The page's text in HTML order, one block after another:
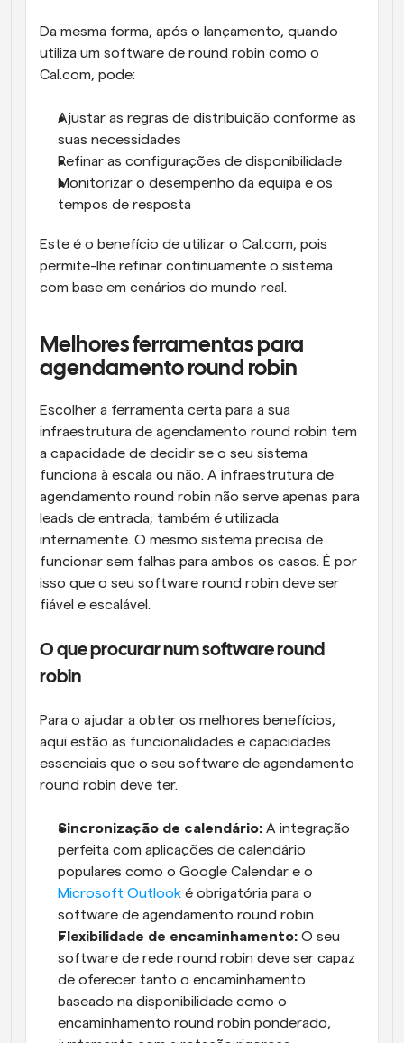
Da mesma forma, após o lançamento, quando
utiliza um software de round robin como o
Cal.com, pode:
Ajustar as regras de distribuição conforme as
suas necessidades
Refinar as configurações de disponibilidade
Monitorizar o desempenho da equipa e os
tempos de resposta
Este é o benefício de utilizar o Cal.com, pois
permite-lhe refinar continuamente o sistema
com base em cenários do mundo real.
Melhores ferramentas para
agendamento round robin
Escolher a ferramenta certa para a sua
infraestrutura de agendamento round robin tem
a capacidade de decidir se o seu sistema
funciona à escala ou não. A infraestrutura de
agendamento round robin não serve apenas para
leads de entrada; também é utilizada
internamente. O mesmo sistema precisa de
funcionar sem falhas para ambos os casos. É por
isso que o seu software round robin deve ser
fiável e escalável.
O que procurar num software round
robin
Para o ajudar a obter os melhores benefícios,
aqui estão as funcionalidades e capacidades
essenciais que o seu software de agendamento
round robin deve ter.
Sincronização de calendário: A integração
perfeita com aplicações de calendário
Microsoft Outlook é obrigatória para o
software de agendamento round robin
Flexibilidade de encaminhamento: O seu
software de rede round robin deve ser capaz
de oferecer tanto o encaminhamento
baseado na disponibilidade como o
encaminhamento round robin ponderado,